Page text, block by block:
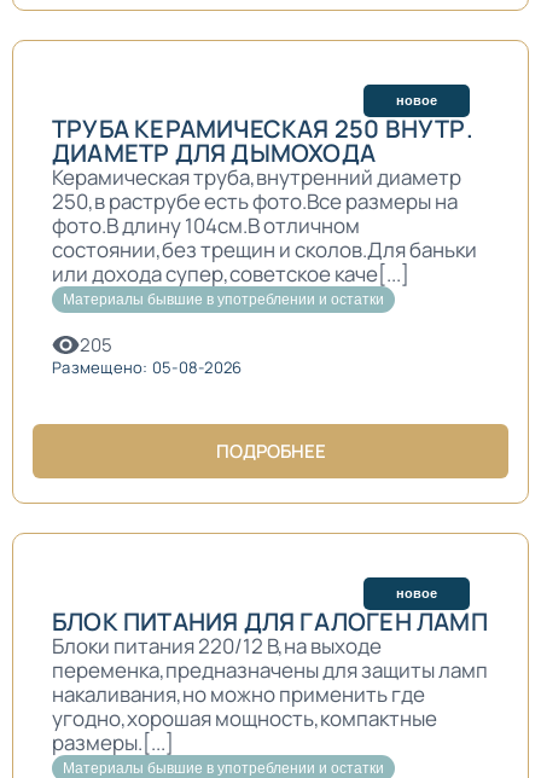
новое
ТРУБА КЕРАМИЧЕСКАЯ 250 ВНУТР.
ДИАМЕТР ДЛЯ ДЫМОХОДА
Керамическая труба,внутренний диаметр
250,в раструбе есть фото.Все размеры на
фото.В длину 104см.В отличном
состоянии,без трещин и сколов.Для баньки
или дохода супер,советское каче[...]
Материалы бывшие в употреблении и остатки
205
Размещено: 05-08-2026
ПОДРОБНЕЕ
новое
БЛОК ПИТАНИЯ ДЛЯ ГАЛОГЕН ЛАМП
Блоки питания 220/12 В,на выходе
переменка,предназначены для защиты ламп
накаливания,но можно применить где
угодно,хорошая мощность,компактные
размеры.[...]
Материалы бывшие в употреблении и остатки